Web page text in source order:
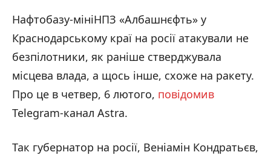
Нафтобазу-мініНПЗ «Албашнєфть» у
Краснодарському краї на росії атакували не
безпілотники, як раніше стверджувала
місцева влада, а щось інше, схоже на ракету.
Про це в четвер, 6 лютого, повідомив
Telegram-канал Astra.
Так губернатор на росії, Веніамін Кондратьєв,